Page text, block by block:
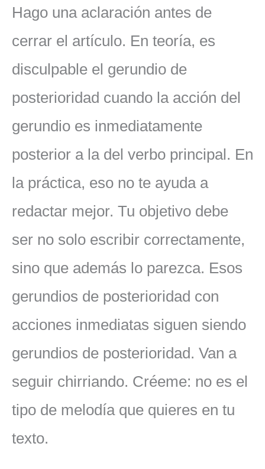
Hago una aclaración antes de
cerrar el artículo. En teoría, es
disculpable el gerundio de
posterioridad cuando la acción del
gerundio es inmediatamente
posterior a la del verbo principal. En
la práctica, eso no te ayuda a
redactar mejor. Tu objetivo debe
ser no solo escribir correctamente,
sino que además lo parezca. Esos
gerundios de posterioridad con
acciones inmediatas siguen siendo
gerundios de posterioridad. Van a
seguir chirriando. Créeme: no es el
tipo de melodía que quieres en tu
texto.